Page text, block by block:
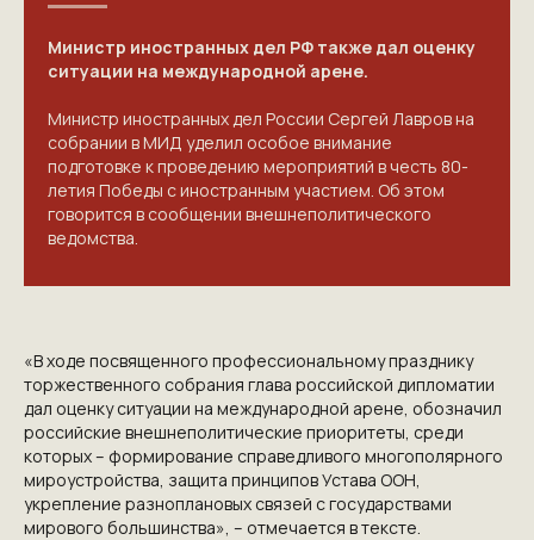
Министр иностранных дел РФ также дал оценку
ситуации на международной арене.
Министр иностранных дел России Сергей Лавров на
собрании в МИД уделил особое внимание
подготовке к проведению мероприятий в честь 80-
летия Победы с иностранным участием. Об этом
говорится в сообщении внешнеполитического
ведомства.
«В ходе посвященного профессиональному празднику
торжественного собрания глава российской дипломатии
дал оценку ситуации на международной арене, обозначил
российские внешнеполитические приоритеты, среди
которых – формирование справедливого многополярного
мироустройства, защита принципов Устава ООН,
укрепление разноплановых связей с государствами
мирового большинства», – отмечается в тексте.
ПРИГЛАШАЕМ ВАС
ПРИНЯТЬ УЧАСТИЕ В
ПРОЕКТЕ
VICTORYDAY80.RU